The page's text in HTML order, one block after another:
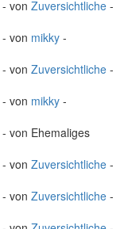
- von Zuversichtliche -
- von mikky -
- von Zuversichtliche -
- von mikky -
- von Ehemaliges
- von Zuversichtliche -
- von Zuversichtliche -